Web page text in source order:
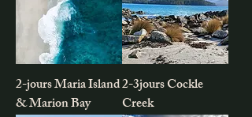
2-jours Maria Island
& Marion Bay
2-3jours Cockle
Creek